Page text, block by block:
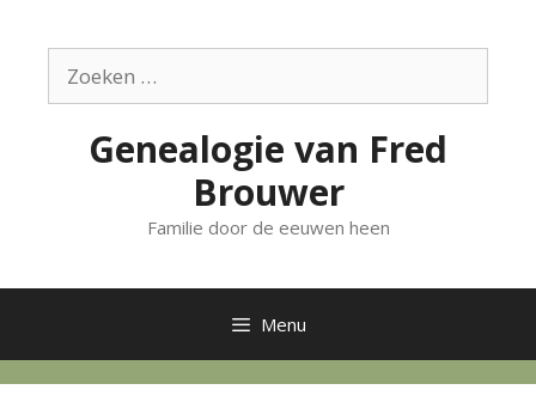
inhoudnaar:
Genealogie van Fred
Brouwer
Familie door de eeuwen heen
Menu